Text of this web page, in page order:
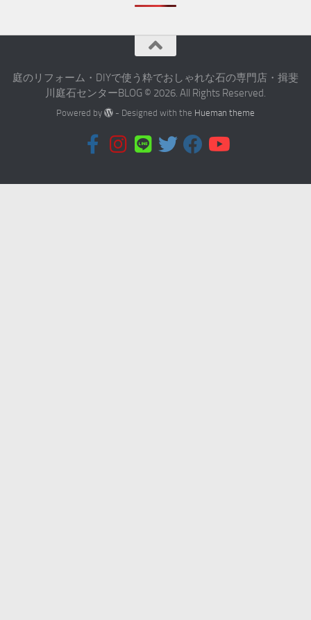
庭のリフォーム・DIYで使う粋でおしゃれな石の専門店・揖斐
川庭石センターBLOG © 2026. All Rights Reserved.
Powered by - Designed with the Hueman theme